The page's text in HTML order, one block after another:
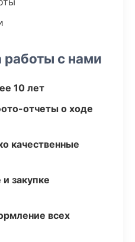
с нами
10 лет
отчеты о ходе
качественные
закупке
всех